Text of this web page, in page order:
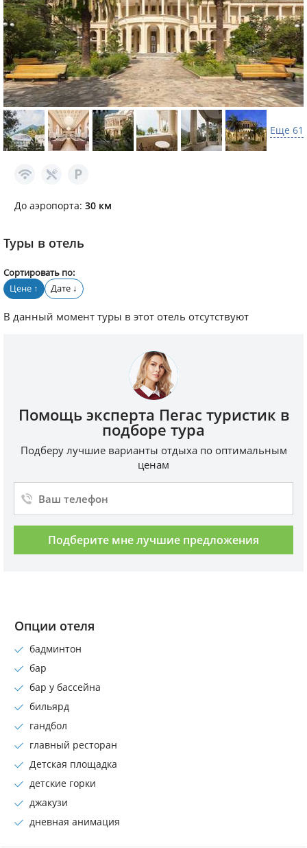
Еще 61
До аэропорта: 30 км
Туры в отель
Сортировать по:
Цене ↑ Дате ↓
В данный момент туры в этот отель отсутствуют
Помощь эксперта Пегас туристик в
подборе тура
Подберу лучшие варианты отдыха по оптимальным
ценам
Подберите мне лучшие предложения
Опции отеля
бадминтон
бар
бар у бассейна
бильярд
гандбол
главный ресторан
Детская площадка
детские горки
джакузи
дневная анимация